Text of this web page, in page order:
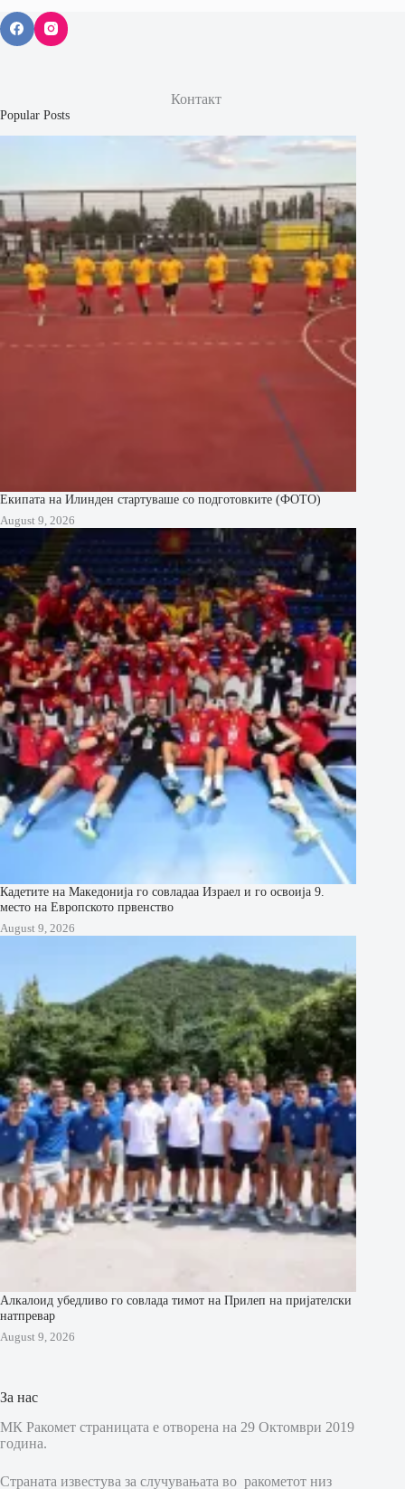
Контакт
Popular Posts
Екипата на Илинден стартуваше со подготовките (ФОТО)
August 9, 2026
Кадетите на Македонија го совладаа Израел и го освоија 9.
место на Европското првенство
August 9, 2026
Алкалоид убедливо го совлада тимот на Прилеп на пријателски
натпревар
August 9, 2026
За нас
МК Ракомет страницата е отворена на 29 Октомври 2019
година.
Страната известува за случувањата во ракометот низ